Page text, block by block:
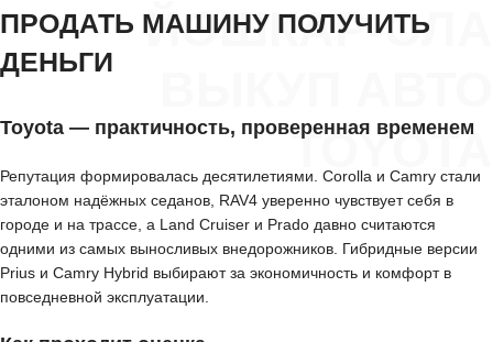
ЙОШКАР-ОЛА
TOYOTA
ПРОДАТЬ МАШИНУ ПОЛУЧИТЬ
ДЕНЬГИ
Toyota — практичность, проверенная временем
Репутация формировалась десятилетиями. Corolla и Camry стали
эталоном надёжных седанов, RAV4 уверенно чувствует себя в
городе и на трассе, а Land Cruiser и Prado давно считаются
одними из самых выносливых внедорожников. Гибридные версии
Prius и Camry Hybrid выбирают за экономичность и комфорт в
повседневной эксплуатации.